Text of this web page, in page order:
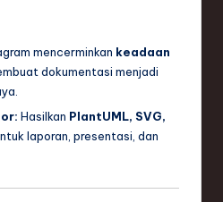
mencerminkan keadaan
dokumentasi menjadi
Hasilkan PlantUML, SVG,
laporan, presentasi, dan